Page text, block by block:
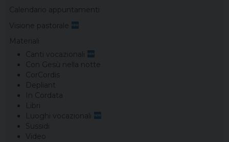
Calendario appuntamenti
Visione pastorale
Materiali
Canti vocazionali
Con Gesù nella notte
CorCordis
Depliant
In Cordata
Libri
Luoghi vocazionali
Sussidi
Video